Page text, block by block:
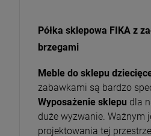
Półka sklepowa FIKA z
brzegami
Meble do sklepu
zabawkami są bardzo
Wyposażenie sklepu dla
duże wyzwanie. Ważnym
projektowania tej